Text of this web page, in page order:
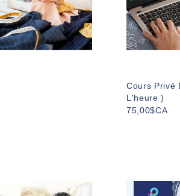
Cours Privé
L'heure )
75,00$CA